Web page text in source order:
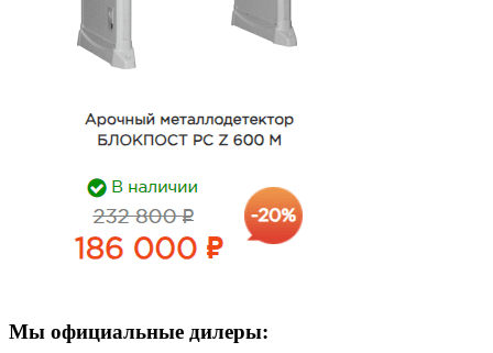
Мы официальные дилеры: